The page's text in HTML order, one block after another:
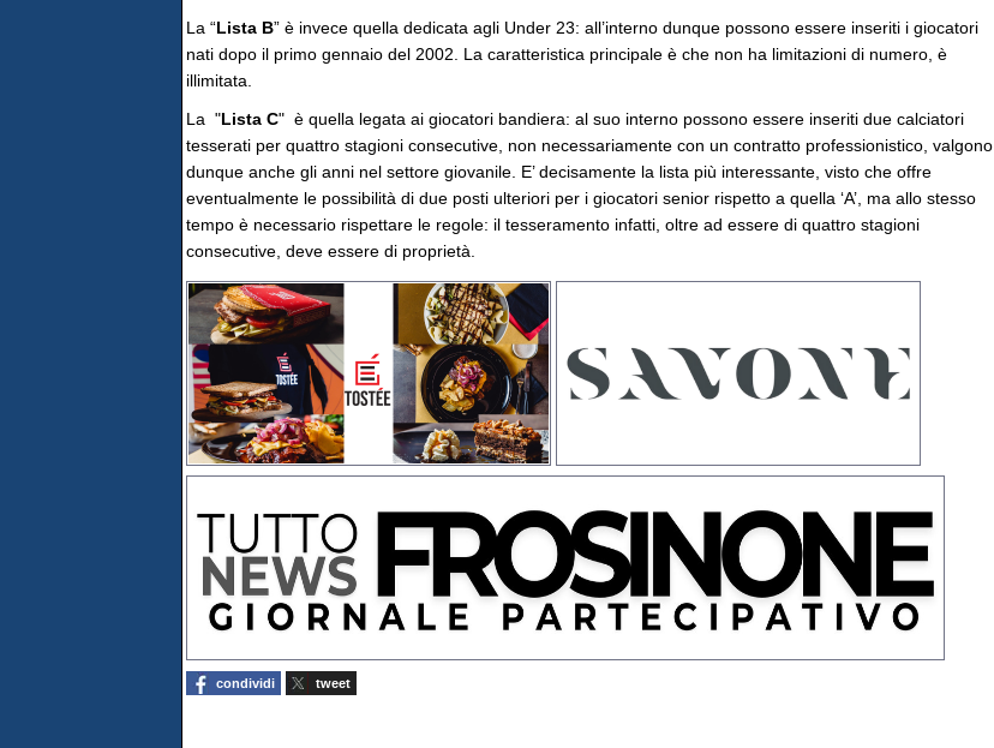
La “Lista B” è invece quella dedicata agli Under 23: all’interno dunque possono essere inseriti i giocatori
nati dopo il primo gennaio del 2002. La caratteristica principale è che non ha limitazioni di numero, è
illimitata.
La "Lista C" è quella legata ai giocatori bandiera: al suo interno possono essere inseriti due calciatori
tesserati per quattro stagioni consecutive, non necessariamente con un contratto professionistico, valgono
dunque anche gli anni nel settore giovanile. E’ decisamente la lista più interessante, visto che offre
eventualmente le possibilità di due posti ulteriori per i giocatori senior rispetto a quella ‘A’, ma allo stesso
tempo è necessario rispettare le regole: il tesseramento infatti, oltre ad essere di quattro stagioni
consecutive, deve essere di proprietà.
condividi tweet